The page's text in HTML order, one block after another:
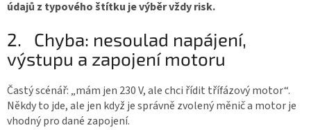
údajů z typového štítku je výběr vždy risk.
2. Chyba: nesoulad napájení,
výstupu a zapojení motoru
Častý scénář: „mám jen 230 V, ale chci řídit třífázový motor“.
Někdy to jde, ale jen když je správně zvolený měnič a motor je
vhodný pro dané zapojení.